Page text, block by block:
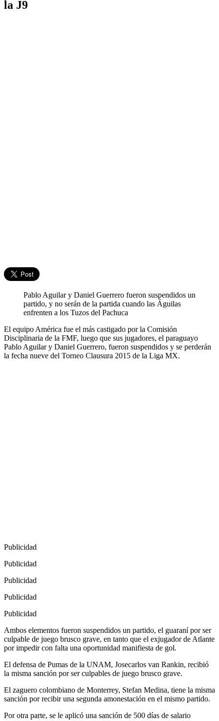
la J9
Pablo Aguilar y Daniel Guerrero fueron suspendidos un
partido, y no serán de la partida cuando las Águilas
enfrenten a los Tuzos del Pachuca
El equipo América fue el más castigado por la Comisión
Disciplinaria de la FMF, luego que sus jugadores, el paraguayo
Pablo Aguilar y Daniel Guerrero, fueron suspendidos y se perderán
la fecha nueve del Torneo Clausura 2015 de la Liga MX.
Publicidad
Publicidad
Publicidad
Publicidad
Publicidad
Ambos elementos fueron suspendidos un partido, el guaraní por ser
culpable de juego brusco grave, en tanto que el exjugador de Atlante
por impedir con falta una oportunidad manifiesta de gol.
El defensa de Pumas de la UNAM, Josecarlos van Rankin, recibió
la misma sanción por ser culpables de juego brusco grave.
El zaguero colombiano de Monterrey, Stefan Medina, tiene la misma
sanción por recibir una segunda amonestación en el mismo partido.
Por otra parte, se le aplicó una sanción de 500 días de salario